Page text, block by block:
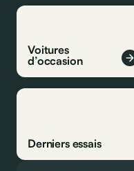
Voitures
d’occasion
Derniers essais